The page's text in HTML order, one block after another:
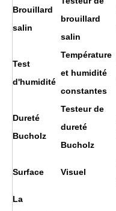
Brouillard
salin
brouillard
salin
Test
d'humidité
Température
et humidité
constantes
Dureté
Bucholz
Testeur de
dureté
Bucholz
Surface Visuel
La